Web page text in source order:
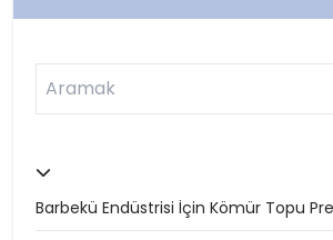
Barbekü Endüstrisi İçin Kömür Topu